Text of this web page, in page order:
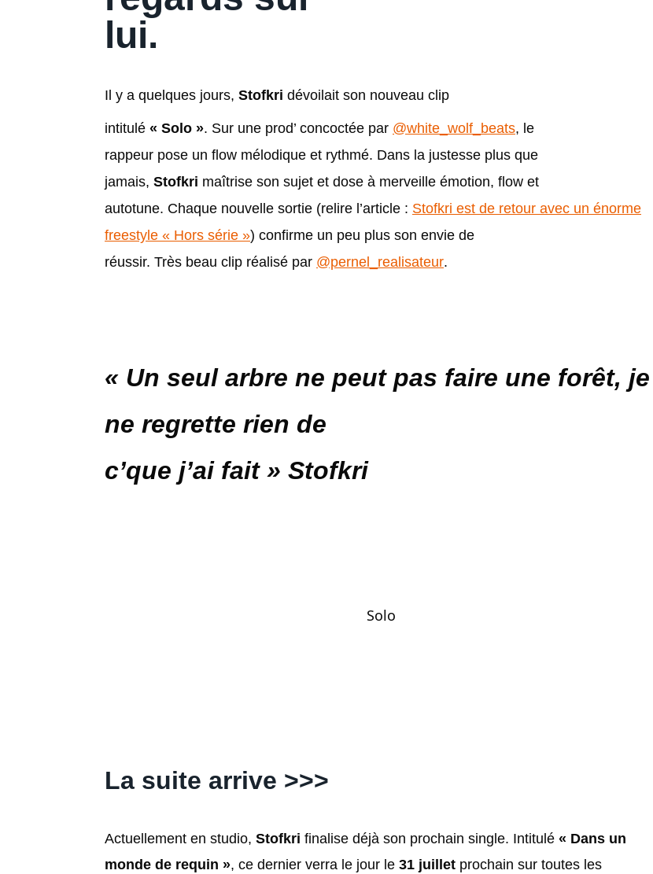
lui.
Il y a quelques jours, Stofkri dévoilait son nouveau clip
intitulé « Solo ». Sur une prod’ concoctée par @white_wolf_beats, le
rappeur pose un flow mélodique et rythmé. Dans la justesse plus que
jamais, Stofkri maîtrise son sujet et dose à merveille émotion, flow et
autotune. Chaque nouvelle sortie (relire l’article : Stofkri est de retour avec un énorme
freestyle « Hors série ») confirme un peu plus son envie de
réussir. Très beau clip réalisé par @pernel_realisateur.
« Un seul arbre ne peut pas faire une forêt, je
ne regrette rien de
c’que j’ai fait » Stofkri
Solo
La suite arrive >>>
Actuellement en studio, Stofkri finalise déjà son prochain single. Intitulé « Dans un
monde de requin », ce dernier verra le jour le 31 juillet prochain sur toutes les